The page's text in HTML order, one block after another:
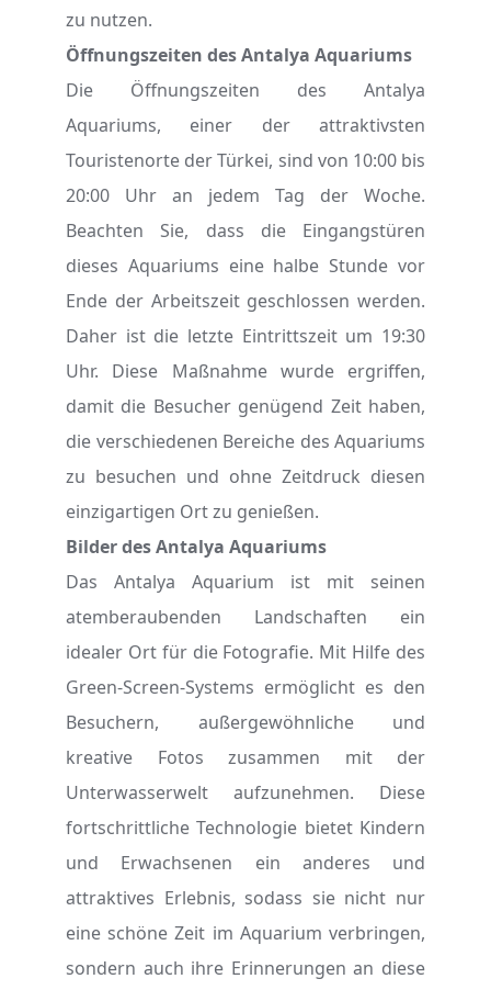
zu nutzen.
Öffnungszeiten des Antalya Aquariums
Die Öffnungszeiten des Antalya
Aquariums, einer der attraktivsten
Touristenorte der Türkei, sind von 10:00 bis
20:00 Uhr an jedem Tag der Woche.
Beachten Sie, dass die Eingangstüren
dieses Aquariums eine halbe Stunde vor
Ende der Arbeitszeit geschlossen werden.
Daher ist die letzte Eintrittszeit um 19:30
Uhr. Diese Maßnahme wurde ergriffen,
damit die Besucher genügend Zeit haben,
die verschiedenen Bereiche des Aquariums
zu besuchen und ohne Zeitdruck diesen
einzigartigen Ort zu genießen.
Bilder des Antalya Aquariums
Das Antalya Aquarium ist mit seinen
atemberaubenden Landschaften ein
idealer Ort für die Fotografie. Mit Hilfe des
Green-Screen-Systems ermöglicht es den
Besuchern, außergewöhnliche und
kreative Fotos zusammen mit der
Unterwasserwelt aufzunehmen. Diese
fortschrittliche Technologie bietet Kindern
und Erwachsenen ein anderes und
attraktives Erlebnis, sodass sie nicht nur
eine schöne Zeit im Aquarium verbringen,
sondern auch ihre Erinnerungen an diese